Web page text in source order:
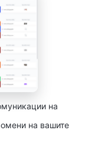
на
на вашите